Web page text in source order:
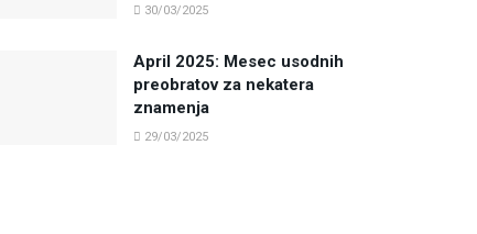
30/03/2025
April 2025: Mesec usodnih
preobratov za nekatera
znamenja
29/03/2025